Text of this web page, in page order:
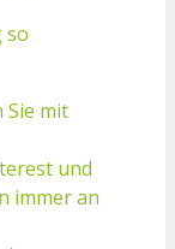
so
Sie mit
und
immer an